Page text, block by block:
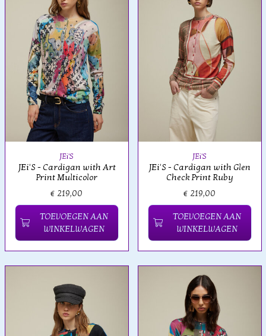
JEi'S
JEi'S - Cardigan with Art
Print Multicolor
€ 219,00
TOEVOEGEN AAN
WINKELWAGEN
JEi'S
JEi'S - Cardigan with Glen
Check Print Ruby
€ 219,00
TOEVOEGEN AAN
WINKELWAGEN